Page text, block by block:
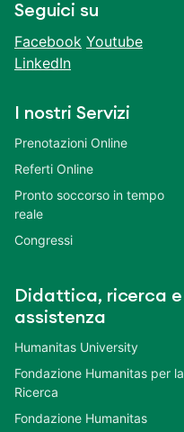
Seguici su
Facebook Youtube
LinkedIn
I nostri Servizi
Prenotazioni Online
Referti Online
Pronto soccorso in tempo
reale
Congressi
Didattica, ricerca e
assistenza
Humanitas University
Fondazione Humanitas per la
Ricerca
Fondazione Humanitas